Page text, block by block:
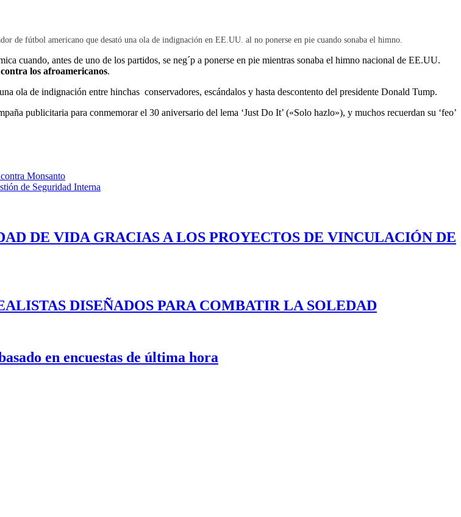
de fútbol americano que desató una ola de indignación en EE.UU. al no ponerse en pie cuando sonaba el himno.
cuando, antes de uno de los partidos, se neg´p a ponerse en pie mientras sonaba el himno nacional de EE.UU.
los afroamericanos.
ola de indignación entre hinchas conservadores, escándalos y hasta descontento del presidente Donald Tump.
publicitaria para conmemorar el 30 aniversario del lema ‘Just Do It’ («Solo hazlo»), y muchos recuerdan su ‘feo’
Monsanto
de Seguridad Interna
DE VIDA GRACIAS A LOS PROYECTOS DE VINCULACIÓN DE
DISEÑADOS PARA COMBATIR LA SOLEDAD
en encuestas de última hora